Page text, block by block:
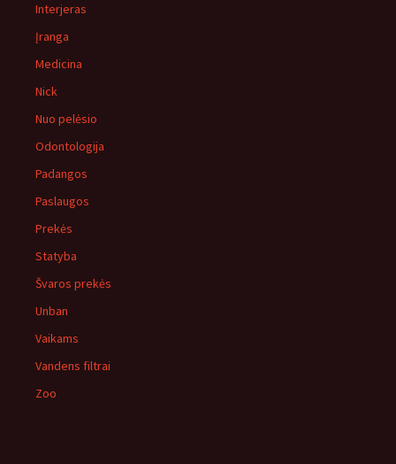
Interjeras
Įranga
Medicina
Nick
Nuo pelėsio
Odontologija
Padangos
Paslaugos
Prekės
Statyba
Švaros prekės
Unban
Vaikams
Vandens filtrai
Zoo